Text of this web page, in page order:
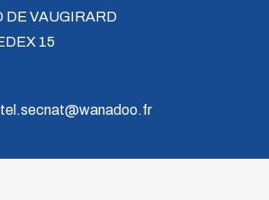
DE VAUGIRARD
15